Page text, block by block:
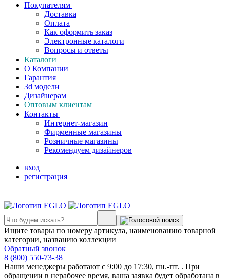
Покупателям
Доставка
Оплата
Как оформить заказ
Электронные каталоги
Вопросы и ответы
Каталоги
О Компании
Гарантия
3d модели
Дизайнерам
Оптовым клиентам
Контакты
Интернет-магазин
Фирменные магазины
Розничные магазины
Рекомендуем дизайнеров
вход
регистрация
Ищите товары по номеру артикула, наименованию товарной
категории, названию коллекции
Обратный звонок
8 (800) 550-73-38
Наши менеджеры работают с 9:00 до 17:30, пн.-пт. . При
обращении в нерабочее время, ваша заявка будет обработана в